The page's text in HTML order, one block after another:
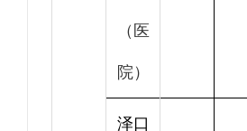
（医
院）
泽口